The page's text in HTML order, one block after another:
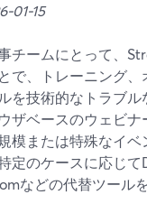
01-15
チームにとって、
で、トレーニング、
を技術的なトラブル
ザベースのウェビナ
模または特殊なイ
定のケースに応じて
などの代替ツール